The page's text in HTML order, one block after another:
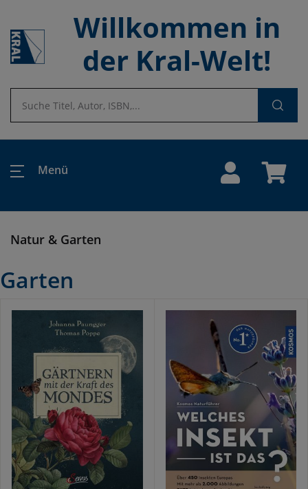
Willkommen in
der Kral-Welt!
Menü
Natur & Garten
Garten